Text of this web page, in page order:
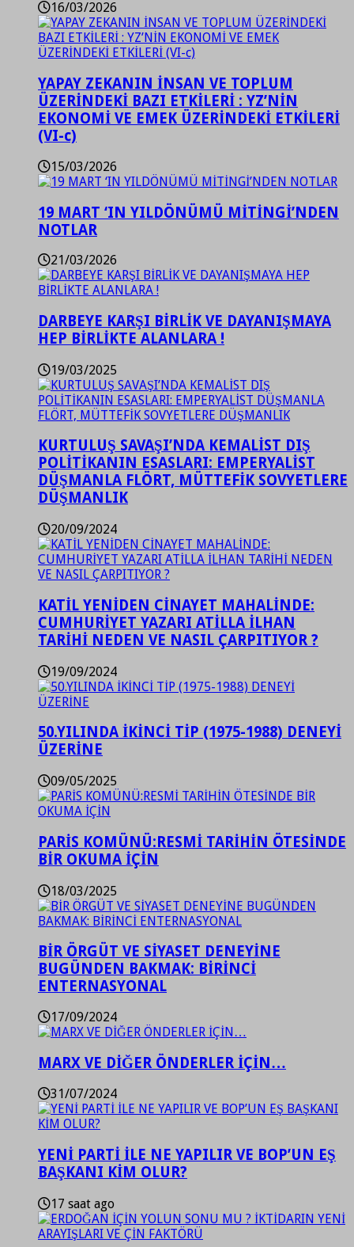
16/03/2026
YAPAY ZEKANIN İNSAN VE TOPLUM
ÜZERİNDEKİ BAZI ETKİLERİ : YZ’NİN
EKONOMİ VE EMEK ÜZERİNDEKİ ETKİLERİ
(VI-c)
15/03/2026
19 MART ‘IN YILDÖNÜMÜ MİTİNGİ’NDEN
NOTLAR
21/03/2026
DARBEYE KARŞI BİRLİK VE DAYANIŞMAYA
HEP BİRLİKTE ALANLARA !
19/03/2025
KURTULUŞ SAVAŞI’NDA KEMALİST DIŞ
POLİTİKANIN ESASLARI: EMPERYALİST
DÜŞMANLA FLÖRT, MÜTTEFİK SOVYETLERE
DÜŞMANLIK
20/09/2024
KATİL YENİDEN CİNAYET MAHALİNDE:
CUMHURİYET YAZARI ATİLLA İLHAN
TARİHİ NEDEN VE NASIL ÇARPITIYOR ?
19/09/2024
50.YILINDA İKİNCİ TİP (1975-1988) DENEYİ
ÜZERİNE
09/05/2025
PARİS KOMÜNÜ:RESMİ TARİHİN ÖTESİNDE
BİR OKUMA İÇİN
18/03/2025
BİR ÖRGÜT VE SİYASET DENEYİNE
BUGÜNDEN BAKMAK: BİRİNCİ
ENTERNASYONAL
17/09/2024
MARX VE DİĞER ÖNDERLER İÇİN…
31/07/2024
YENİ PARTİ İLE NE YAPILIR VE BOP’UN EŞ
BAŞKANI KİM OLUR?
17 saat ago